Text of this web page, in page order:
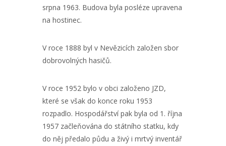
srpna 1963. Budova byla posléze upravena
na hostinec.
V roce 1888 byl v Nevězicích založen sbor
dobrovolných hasičů.
V roce 1952 bylo v obci založeno JZD,
které se však do konce roku 1953
rozpadlo. Hospodářství pak byla od 1. října
1957 začleňována do státního statku, kdy
do něj předalo půdu a živý i mrtvý inventář